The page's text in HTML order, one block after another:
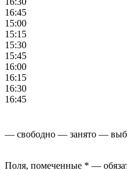
16:45
15:00
15:15
15:30
15:45
16:00
16:15
16:30
16:45
— свободно — занято —
Поля, помеченные * —